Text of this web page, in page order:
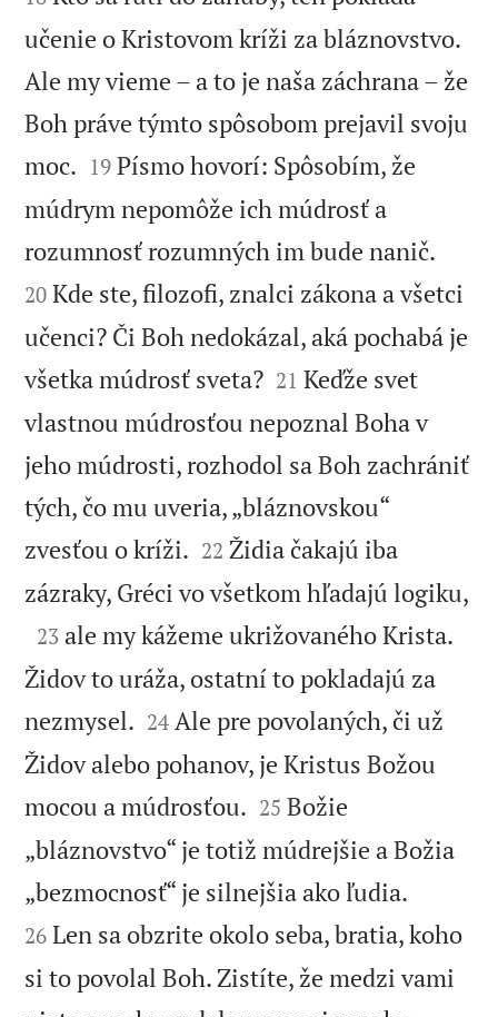
učenie o Kristovom kríži za bláznovstvo.
Ale my vieme – a to je naša záchrana – že
Boh práve týmto spôsobom prejavil svoju
moc. 

19 Písmo hovorí: Spôsobím, že
múdrym nepomôže ich múdrosť a
rozumnosť rozumných im bude nanič.
20 Kde ste, filozofi, znalci zákona a všetci
učenci? Či Boh nedokázal, aká pochabá je
všetka múdrosť sveta?
21 Keďže svet
vlastnou múdrosťou nepoznal Boha v
jeho múdrosti, rozhodol sa Boh zachrániť
tých, čo mu uveria, „bláznovskou“
zvesťou o kríži. 

22 Židia čakajú iba
zázraky, Gréci vo všetkom hľadajú logiku,

23 ale my kážeme ukrižovaného Krista.
Židov to uráža, ostatní to pokladajú za
nezmysel. 

24 Ale pre povolaných, či už
Židov alebo pohanov, je Kristus Božou
mocou a múdrosťou. 

25 Božie
„bláznovstvo“ je totiž múdrejšie a Božia
„bezmocnosť“ je silnejšia ako ľudia.
26 Len sa obzrite okolo seba, bratia, koho
si to povolal Boh. Zistíte, že medzi vami